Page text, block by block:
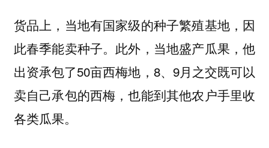
货品上，当地有国家级的种子繁殖基地，因
此春季能卖种子。此外，当地盛产瓜果，他
出资承包了50亩西梅地，8、9月之交既可以
卖自己承包的西梅，也能到其他农户手里收
各类瓜果。